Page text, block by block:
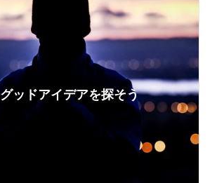
グッドアイデアを探そう